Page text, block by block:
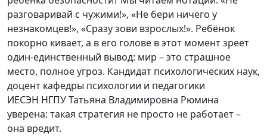
разговаривай с чужими!», «Не бери ничего у
незнакомцев!», «Сразу зови взрослых!». Ребёнок
покорно кивает, а в его голове в этот момент зреет
один-единственный вывод: мир – это страшное
место, полное угроз. Кандидат психологических наук,
доцент кафедры психологии и педагогики
ИЕСЭН НГПУ Татьяна Владимировна Рюмина
уверена: такая стратегия не просто не работает –
она вредит.